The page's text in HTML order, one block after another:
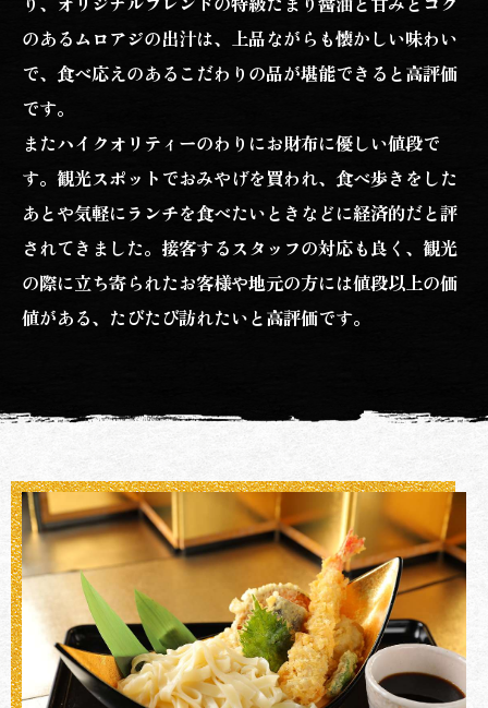
のあるムロアジの出汁は、上品ながらも懐かしい味わい
で、食べ応えのあるこだわりの品が堪能できると高評価
です。
またハイクオリティーのわりにお財布に優しい値段で
す。観光スポットでおみやげを買われ、食べ歩きをした
あとや気軽にランチを食べたいときなどに経済的だと評
されてきました。接客するスタッフの対応も良く、観光
の際に立ち寄られたお客様や地元の方には値段以上の価
値がある、たびたび訪れたいと高評価です。